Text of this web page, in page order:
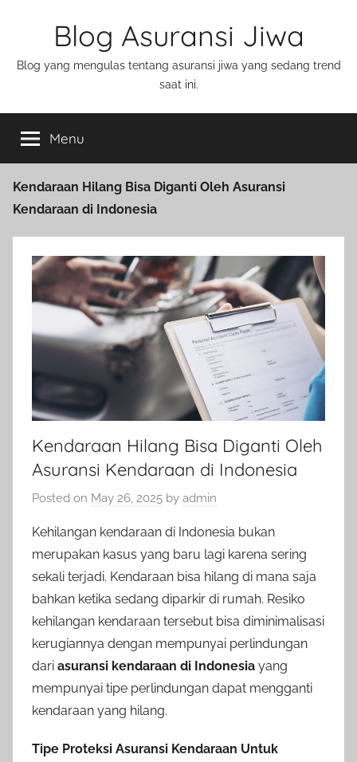
Blog Asuransi Jiwa
Blog yang mengulas tentang asuransi jiwa yang sedang trend
saat ini.
Menu
Kendaraan Hilang Bisa Diganti Oleh Asuransi
Kendaraan di Indonesia
Kendaraan Hilang Bisa Diganti Oleh
Asuransi Kendaraan di Indonesia
Posted on May 26, 2025 by admin
Kehilangan kendaraan di Indonesia bukan
merupakan kasus yang baru lagi karena sering
sekali terjadi. Kendaraan bisa hilang di mana saja
bahkan ketika sedang diparkir di rumah. Resiko
kehilangan kendaraan tersebut bisa diminimalisasi
kerugiannya dengan mempunyai perlindungan
dari asuransi kendaraan di Indonesia yang
mempunyai tipe perlindungan dapat mengganti
kendaraan yang hilang.
Tipe Proteksi Asuransi Kendaraan Untuk